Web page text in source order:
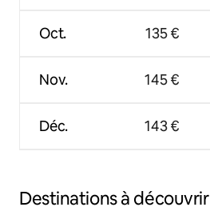
Oct.
Nov.
Déc.
135 €
145 €
143 €
Destinations à découvrir